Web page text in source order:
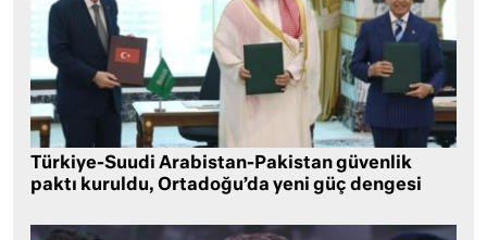
Türkiye-Suudi Arabistan-Pakistan güvenlik
paktı kuruldu, Ortadoğu’da yeni güç dengesi